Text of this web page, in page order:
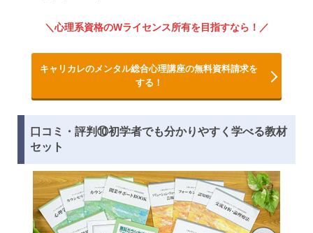
心理系資格のWライセンス所有を目指すなら！
キャリカレのメンタル総合心理講座の無料資料請求を
する！
口コミ・評判⑩初学者でも分かりやすく学べる教材
セット